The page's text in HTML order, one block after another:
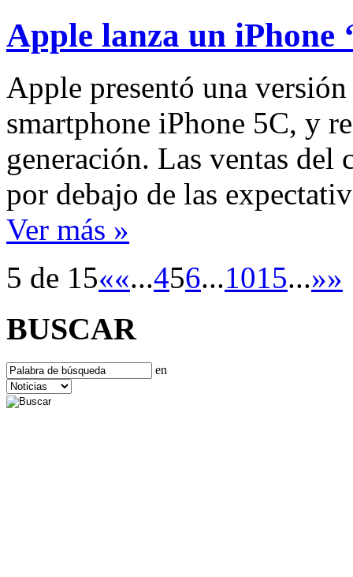
Apple lanza un iPhone
Apple presentó una
smartphone iPhone 5C, y
generación. Las ventas del
por debajo de las
Ver más »
5 de 15««...456...1015...»»
BUSCAR
en